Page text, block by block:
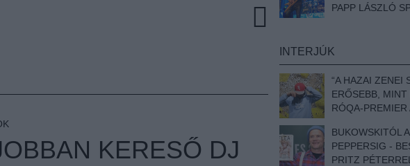
KERESŐ DJ
PAPP LÁSZLÓ
INTERJÚK
“A HAZAI ZENEI
ERŐSEBB, MINT
RÓQA-PREMIER
BUKOWSKITÓL
PEPPERSIG -
PRITZ